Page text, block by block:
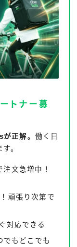
トナー募
正解。 働く日
。
文急増中！
！頑張り次第で
対応できる
でもどこでも